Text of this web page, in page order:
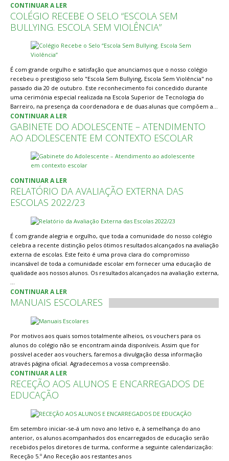
CONTINUAR A LER
COLÉGIO RECEBE O SELO “ESCOLA SEM
BULLYING. ESCOLA SEM VIOLÊNCIA”
É com grande orgulho e satisfação que anunciamos que o nosso colégio
recebeu o prestigioso selo "Escola Sem Bullying, Escola Sem Violência" no
passado dia 20 de outubro. Este reconhecimento foi concedido durante
uma cerimónia especial realizada na Escola Superior de Tecnologia do
Barreiro, na presença da coordenadora e de duas alunas que compõem a…
CONTINUAR A LER
GABINETE DO ADOLESCENTE – ATENDIMENTO
AO ADOLESCENTE EM CONTEXTO ESCOLAR
CONTINUAR A LER
RELATÓRIO DA AVALIAÇÃO EXTERNA DAS
ESCOLAS 2022/23
É com grande alegria e orgulho, que toda a comunidade do nosso colégio
celebra a recente distinção pelos ótimos resultados alcançados na avaliação
externa de escolas. Este feito é uma prova clara do compromisso
incansável de toda a comunidade escolar em fornecer uma educação de
qualidade aos nossos alunos. Os resultados alcançados na avaliação externa,
CONTINUAR A LER
MANUAIS ESCOLARES
Por motivos aos quais somos totalmente alheios, os vouchers para os
alunos do colégio não se encontram ainda disponíveis. Assim que for
possível aceder aos vouchers, faremos a divulgação dessa informação
através página oficial. Agradecemos a vossa compreensão.
CONTINUAR A LER
RECEÇÃO AOS ALUNOS E ENCARREGADOS DE
EDUCAÇÃO
Em setembro iniciar-se-á um novo ano letivo e, à semelhança do ano
anterior, os alunos acompanhados dos encarregados de educação serão
recebidos pelos diretores de turma, conforme a seguinte calendarização:
Receção 5.º Ano Receção aos restantes anos